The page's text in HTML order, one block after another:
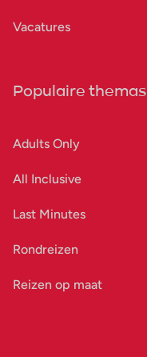
Vacatures
Populaire themas
Adults Only
All Inclusive
Last Minutes
Rondreizen
Reizen op maat